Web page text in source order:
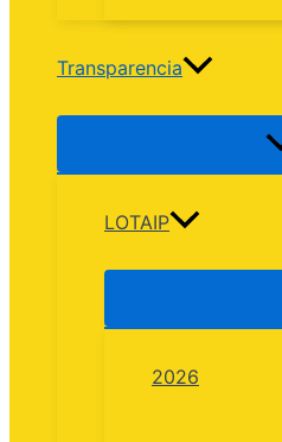
Transparencia
LOTAIP
2026